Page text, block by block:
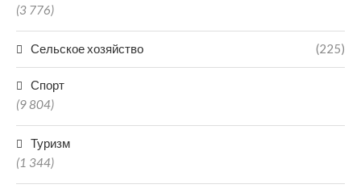
(3 776)
Сельское хозяйство (225)
Спорт
(9 804)
Туризм
(1 344)